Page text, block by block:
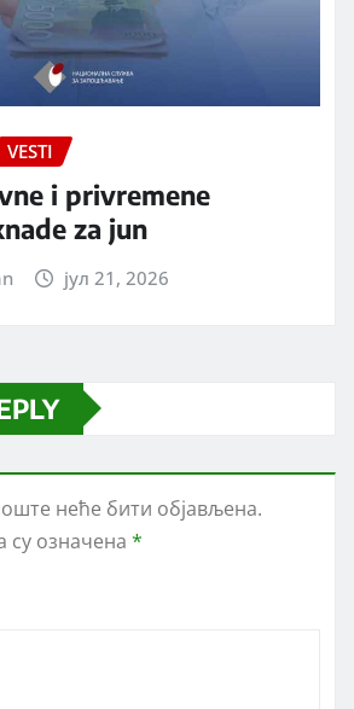
VESTI
i privremene
za jun
јул 21, 2026
неће бити објављена.
означена *